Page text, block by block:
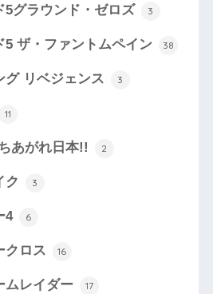
5グラウンド・ゼロズ 3
5 ザ・ファントムペイン 38
グ リベジェンス 3
11
あがれ日本!! 2
ク 3
4 6
クロス 16
ムレイダー 17